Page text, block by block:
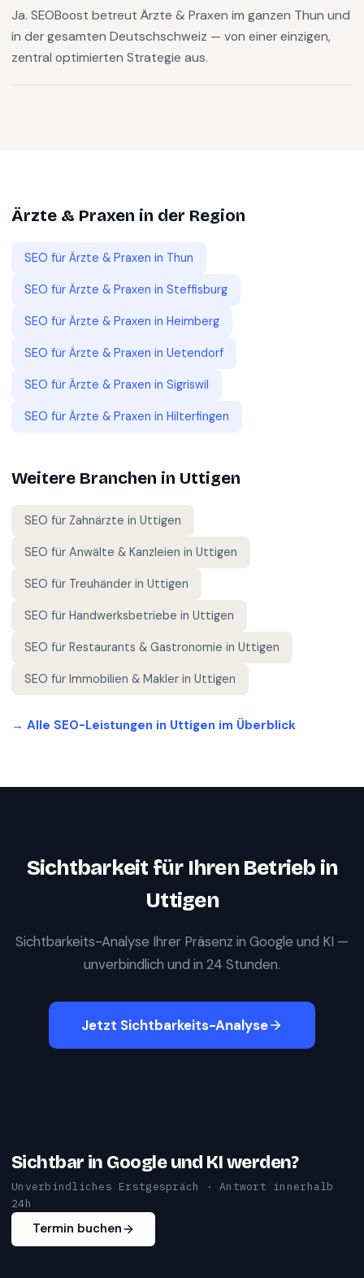
Ja. SEOBoost betreut Ärzte & Praxen im ganzen Thun und
in der gesamten Deutschschweiz — von einer einzigen,
zentral optimierten Strategie aus.
Ärzte & Praxen in der Region
SEO für Ärzte & Praxen in Thun
SEO für Ärzte & Praxen in Steffisburg
SEO für Ärzte & Praxen in Heimberg
SEO für Ärzte & Praxen in Uetendorf
SEO für Ärzte & Praxen in Sigriswil
SEO für Ärzte & Praxen in Hilterfingen
Weitere Branchen in Uttigen
SEO für Zahnärzte in Uttigen
SEO für Anwälte & Kanzleien in Uttigen
SEO für Treuhänder in Uttigen
SEO für Handwerksbetriebe in Uttigen
SEO für Restaurants & Gastronomie in Uttigen
SEO für Immobilien & Makler in Uttigen
→ Alle SEO-Leistungen in Uttigen im Überblick
Sichtbarkeit für Ihren Betrieb in
Uttigen
Sichtbarkeits-Analyse Ihrer Präsenz in Google und KI —
unverbindlich und in 24 Stunden.
Jetzt Sichtbarkeits-Analyse
Sichtbar in Google und KI werden?
Unverbindliches Erstgespräch · Antwort innerhalb
24h
Termin buchen